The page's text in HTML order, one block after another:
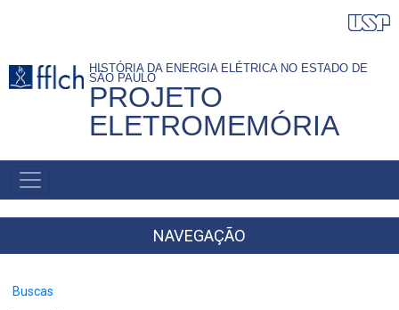
conteúdo
HISTÓRIA DA ENERGIA ELÉTRICA NO ESTADO DE
SÃO PAULO
PROJETO
ELETROMEMÓRIA
NAVEGAÇÃO
PRINCIPAL
NAVEGAÇÃO
Buscas